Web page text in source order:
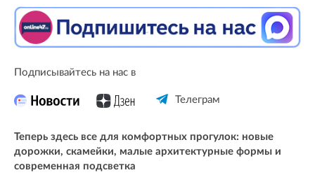
Подписывайтесь на нас в
Телеграм
Теперь здесь все для комфортных прогулок: новые
дорожки, скамейки, малые архитектурные формы и
современная подсветка